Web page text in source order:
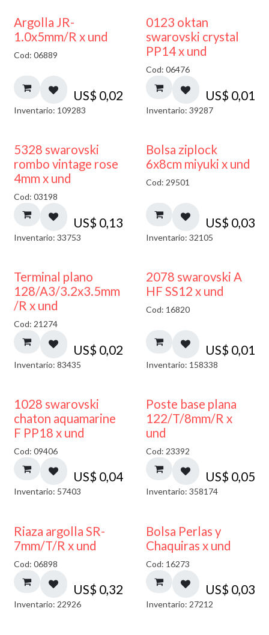
Argolla JR-
1.0x5mm/R x und
Cod: 06889
US$ 0,02
Inventario: 109283
0123 oktan
swarovski crystal
PP14 x und
Cod: 06476
US$ 0,01
Inventario: 39287
5328 swarovski
rombo vintage rose
4mm x und
Cod: 03198
US$ 0,13
Inventario: 33753
¡NUEVO!
Bolsa ziplock
6x8cm miyuki x und
Cod: 29501
US$ 0,03
Inventario: 32105
Terminal plano
128/A3/3.2x3.5mm
/R x und
Cod: 21274
US$ 0,02
Inventario: 83435
2078 swarovski A
HF SS12 x und
Cod: 16820
US$ 0,01
Inventario: 158338
1028 swarovski
chaton aquamarine
F PP18 x und
Cod: 09406
US$ 0,04
Inventario: 57403
Poste base plana
122/T/8mm/R x
und
Cod: 23392
US$ 0,05
Inventario: 358174
Riaza argolla SR-
7mm/T/R x und
Cod: 06898
US$ 0,32
Inventario: 22926
Bolsa Perlas y
Chaquiras x und
Cod: 16273
US$ 0,03
Inventario: 27212